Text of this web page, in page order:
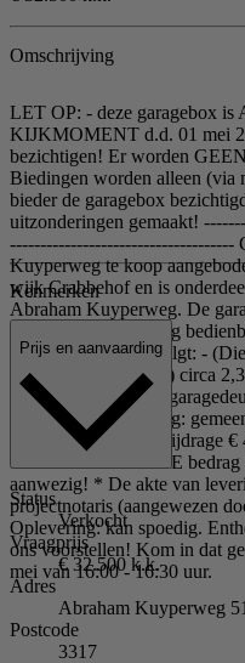
Omschrijving
LET OP: - deze garagebox
KIJKMOMENT d.d. 01 mei
bezichtigen! Er worden
Biedingen worden alleen (via
bieder de garagebox
uitzonderingen gemaakt!
-------------------------------------
Kuyperweg te koop
wijk Crabbehof en is
Abraham Kuyperweg. De
kanteldeur (handmatig
garagebox zijn als volgt: -
3,48 meter x (hoogte) circa
is in verband met de
Kadastrale aanduiding:
2475 A141. * VvE bijdrage €
1-2027 wordt het VvE
aanwezig! * De akte van
projectnotaris (aangewezen
Oplevering: kan spoedig.
ons voorstellen! Kom in dat
mei van 16:00 - 16:30 uur.
Kenmerken
Prijs en aanvaarding
Status
Verkocht
Vraagprijs
€ 32.500 k.k.
Adres
Abraham Kuyperweg
Postcode
3317